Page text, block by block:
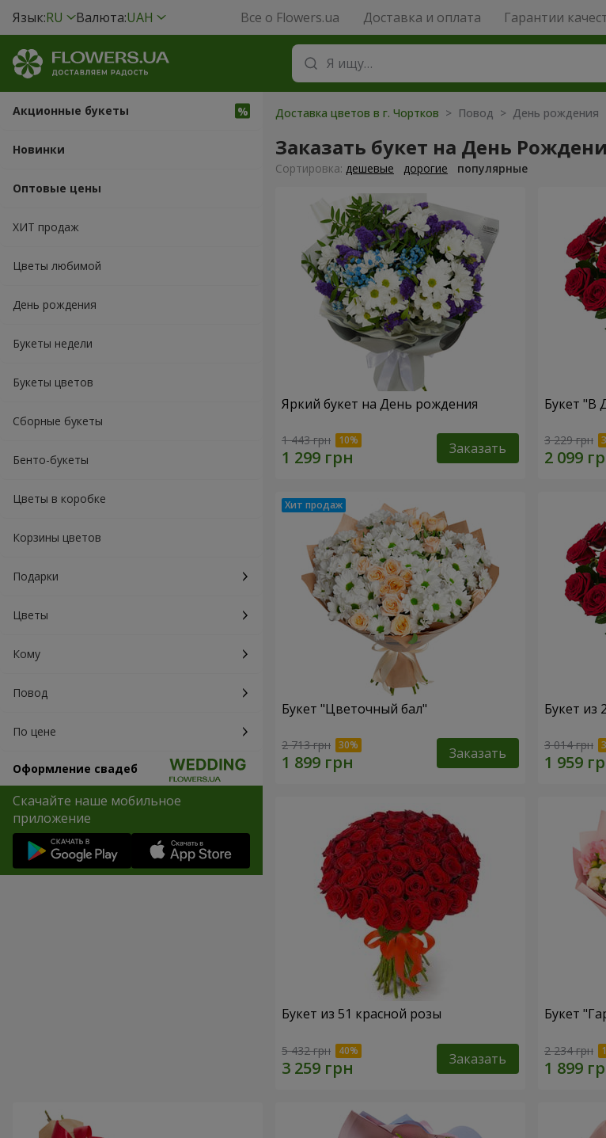
Язык:RU Валюта:UAH Все о Flowers.ua Доставка и оплата Гарантии
Акционные букеты
Новинки
Оптовые цены
ХИТ продаж
Цветы любимой
День рождения
Букеты недели
Букеты цветов
Сборные букеты
Бенто-букеты
Цветы в коробке
Корзины цветов
Подарки
Цветы
Кому
Повод
По цене
Оформление свадеб
Скачайте наше мобильное
приложение
Доставка цветов в г. Чортков > Повод > День рождения
Заказать букет на День
Cортировка: дешевые дорогие популярные
Яркий букет на День рождения
1 443 грн Заказать
Букет "В
3 229 грн
Букет "Цветочный бал"
2 713 грн Заказать
Букет из
3 014 грн
Букет из 51 красной розы
5 432 грн Заказать
Букет
2 234 грн